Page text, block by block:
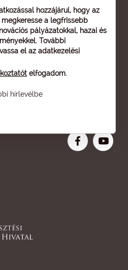
hozzájárul, hogy az
megkeresse a legfrissebb
pályázatokkal, hazai és
További
el az adatkezelési
elfogadom.
hírlevélbe